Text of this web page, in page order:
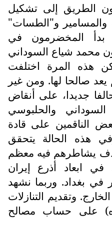
الطريق إلى تشكيل
والمسامير و"الطسات"
بدأ المخضرمون في
محمد شياع السوداني
هذه المرة اختلفت
يعد صالحا لها. ومن غير
جديدا، على أنقاض
السوداني والحلبوسي
الناقمين على قادة
هذه الحالة يتحقق
يشاطرهم فيه معظم
في ابعاد أذرع إيران
في بغداد. وربما نشهد
وتقديم التنازلات
على حساب مصالح